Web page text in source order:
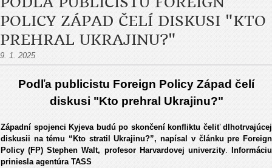
POLICY ZÁPAD ČELÍ DISKUSI "KTO
PREHRAL UKRAJINU?"
9. 1. 2025
Podľa publicistu Foreign Policy Západ čelí
diskusi "Kto prehral Ukrajinu?"
Západní spojenci Kyjeva budú po skončení konfliktu čeliť dlhotrvajúcej
diskusii na tému “Kto stratil Ukrajinu?”, napísal v článku pre Foreign
Policy (FP) Stephen Walt, profesor Harvardovej univerzity.
Informáciu
priniesla agentúra TASS